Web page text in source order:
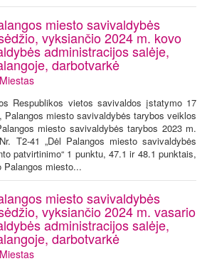
miesto savivaldybės
vyksiančio 2024 m. kovo
administracijos salėje,
darbotvarkė
Miestas
Respublikos vietos savivaldos įstatymo 17
Palangos miesto savivaldybės tarybos veiklos
miesto savivaldybės tarybos 2023 m.
T2-41 „Dėl Palangos miesto savivaldybės
patvirtinimo“ 1 punktu, 47.1 ir 48.1 punktais,
Palangos miesto...
miesto savivaldybės
vyksiančio 2024 m. vasario
administracijos salėje,
darbotvarkė
Miestas